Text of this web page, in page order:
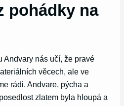
pohádky na
Andvary nás učí, že pravé
věcech, ale ve
rádi. Andvare, pýcha a
zlatem byla hloupá a